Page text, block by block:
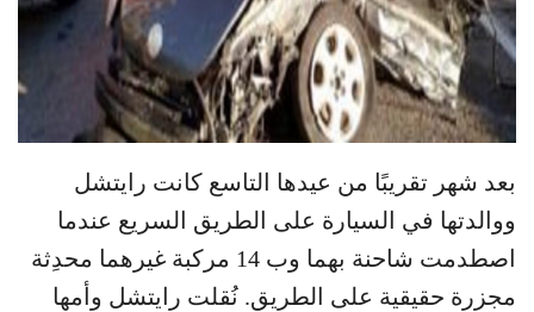
بعد شهر تقريبًا من عيدها التاسع كانت رايتشل
ووالدتها في السيارة على الطريق السريع عندما
اصطدمت شاحنة بهما وب 14 مركبة غيرهما محدِثة
مجزرة حقيقية على الطريق. نُقلت رايتشل وأمها